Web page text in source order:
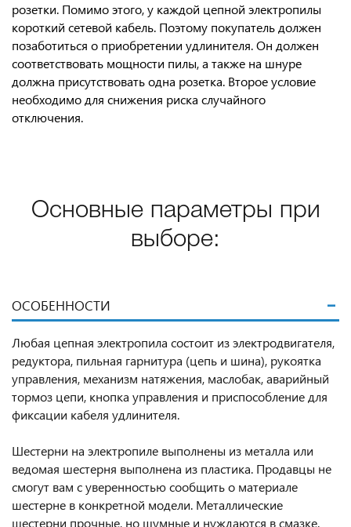
розетки. Помимо этого, у каждой цепной электропилы
короткий сетевой кабель. Поэтому покупатель должен
позаботиться о приобретении удлинителя. Он должен
соответствовать мощности пилы, а также на шнуре
должна присутствовать одна розетка. Второе условие
необходимо для снижения риска случайного
отключения.
Основные параметры при
выборе:
ОСОБЕННОСТИ
Любая цепная электропила состоит из электродвигателя,
редуктора, пильная гарнитура (цепь и шина), рукоятка
управления, механизм натяжения, маслобак, аварийный
тормоз цепи, кнопка управления и приспособление для
фиксации кабеля удлинителя.
Шестерни на электропиле выполнены из металла или
ведомая шестерня выполнена из пластика. Продавцы не
смогут вам с уверенностью сообщить о материале
шестерне в конкретной модели. Металлические
шестерни прочные, но шумные и нуждаются в смазке.